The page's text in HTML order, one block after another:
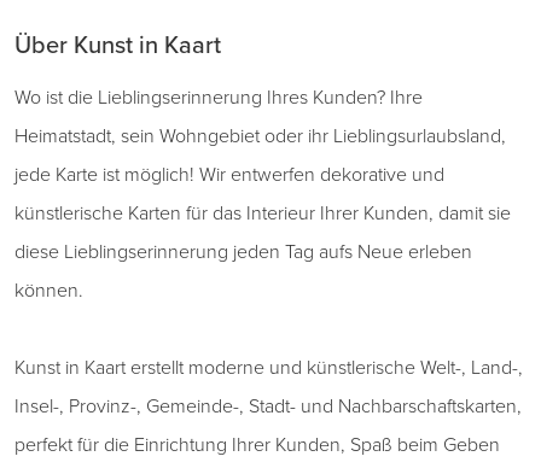
Über Kunst in Kaart
Wo ist die Lieblingserinnerung Ihres Kunden? Ihre
Heimatstadt, sein Wohngebiet oder ihr Lieblingsurlaubsland,
jede Karte ist möglich! Wir entwerfen dekorative und
künstlerische Karten für das Interieur Ihrer Kunden, damit sie
diese Lieblingserinnerung jeden Tag aufs Neue erleben
können.
Kunst in Kaart erstellt moderne und künstlerische Welt-, Land-,
Insel-, Provinz-, Gemeinde-, Stadt- und Nachbarschaftskarten,
perfekt für die Einrichtung Ihrer Kunden, Spaß beim Geben